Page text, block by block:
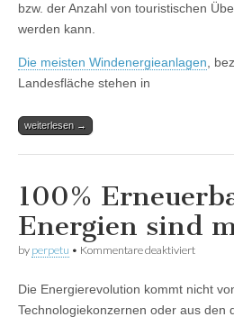
bzw. der Anzahl von touristischen
werden kann.
Die meisten Windenergieanlagen,
Landesfläche stehen in
weiterlesen →
100%
Energien sind
by perpetu • Kommentare deaktiviertfür
sind
Die Energierevolution kommt nicht
Technologiekonzernen oder aus den